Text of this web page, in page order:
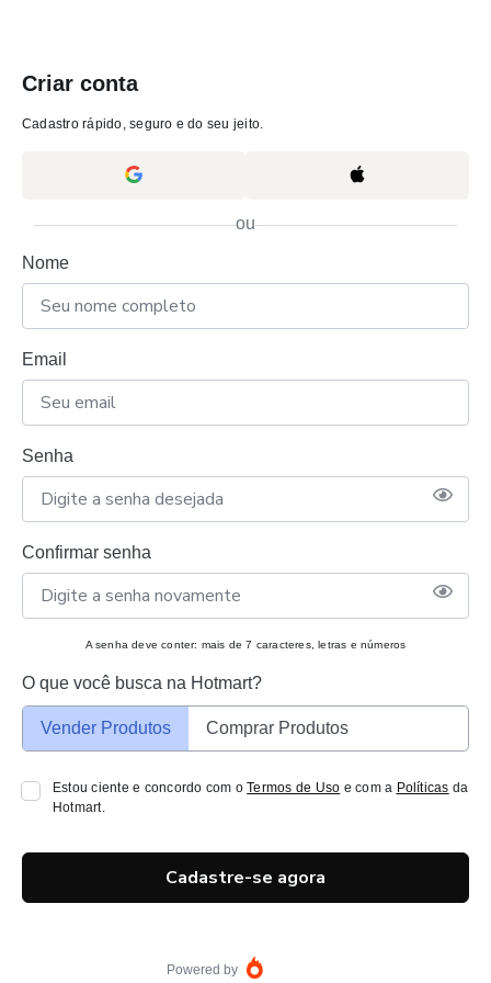
Criar conta
Cadastro rápido, seguro e do seu jeito.
ou
Nome
Email
Senha
Confirmar senha
A senha deve conter: mais de 7 caracteres, letras e números
O que você busca na Hotmart?
Vender Produtos Comprar Produtos
Estou ciente e concordo com oTermos de Uso e com a Políticas da
Hotmart.
Cadastre-se agora
Powered by